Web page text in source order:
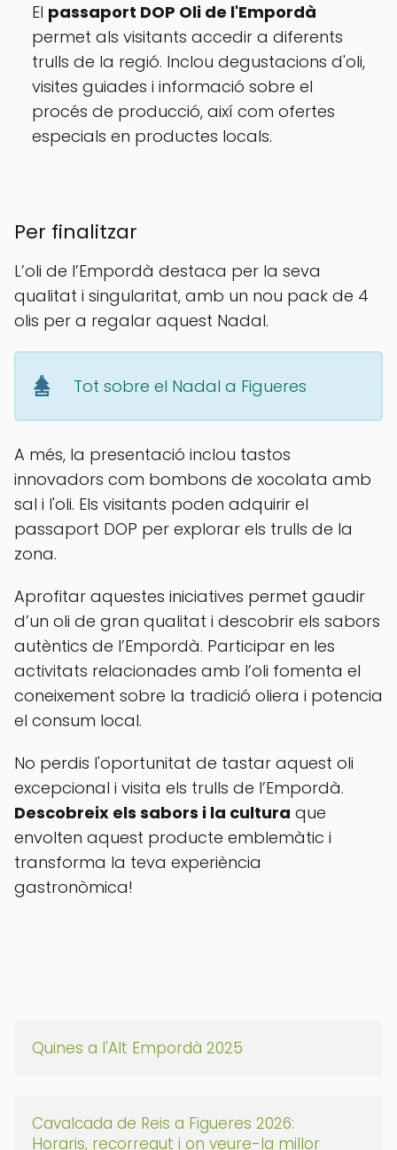
El passaport DOP Oli de l'Empordà
permet als visitants accedir a diferents
trulls de la regió. Inclou degustacions d'oli,
visites guiades i informació sobre el
procés de producció, així com ofertes
especials en productes locals.
Per finalitzar
L’oli de l’Empordà destaca per la seva
qualitat i singularitat, amb un nou pack de 4
olis per a regalar aquest Nadal.
Tot sobre el Nadal a Figueres
A més, la presentació inclou tastos
innovadors com bombons de xocolata amb
sal i l'oli. Els visitants poden adquirir el
passaport DOP per explorar els trulls de la
zona.
Aprofitar aquestes iniciatives permet gaudir
d’un oli de gran qualitat i descobrir els sabors
autèntics de l’Empordà. Participar en les
activitats relacionades amb l’oli fomenta el
coneixement sobre la tradició oliera i potencia
el consum local.
No perdis l'oportunitat de tastar aquest oli
excepcional i visita els trulls de l’Empordà.
Descobreix els sabors i la cultura que
envolten aquest producte emblemàtic i
transforma la teva experiència
gastronòmica!
Quines a l'Alt Empordà 2025
Cavalcada de Reis a Figueres 2026:
Horaris, recorregut i on veure-la millor